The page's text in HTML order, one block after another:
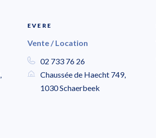
EVERE
Vente / Location
02 733 76 26
Chaussée de Haecht 749,
1030 Schaerbeek